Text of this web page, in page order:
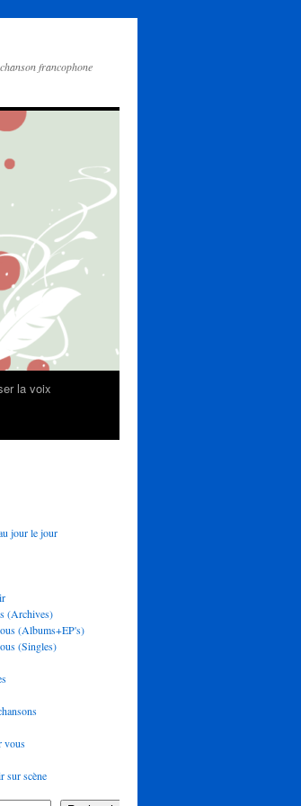
francophone
la voix
jour le jour
(Archives)
(Albums+EP's)
(Singles)
vous
sur scène